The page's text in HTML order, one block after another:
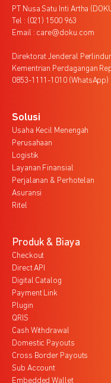
PT Nusa Satu Inti Artha
Tel : (021) 1500 963
Email : care@doku.com
Direktorat Jenderal
Kementrian Perdagangan
0853-1111-1010 (WhatsApp)
Solusi
Usaha Kecil Menengah
Perusahaan
Logistik
Layanan Finansial
Perjalanan & Perhotelan
Asuransi
Ritel
Produk & Biaya
Checkout
Direct API
Digital Catalog
Payment Link
Plugin
QRIS
Cash Withdrawal
Domestic Payouts
Cross Border Payouts
Sub Account
Embedded Wallet